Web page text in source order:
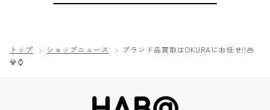
トップ ショップニュース
ブランド品買取はOKURAにお任せ!!👜
💎⌚